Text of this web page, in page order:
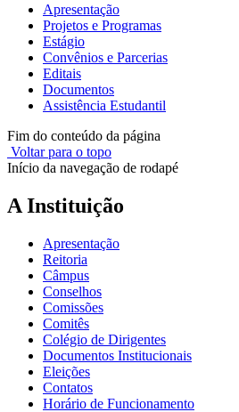
Apresentação
Projetos e Programas
Estágio
Convênios e Parcerias
Editais
Documentos
Assistência Estudantil
Fim do conteúdo da página
Voltar para o topo
Início da navegação de rodapé
A Instituição
Apresentação
Reitoria
Câmpus
Conselhos
Comissões
Comitês
Colégio de Dirigentes
Documentos Institucionais
Eleições
Contatos
Horário de Funcionamento